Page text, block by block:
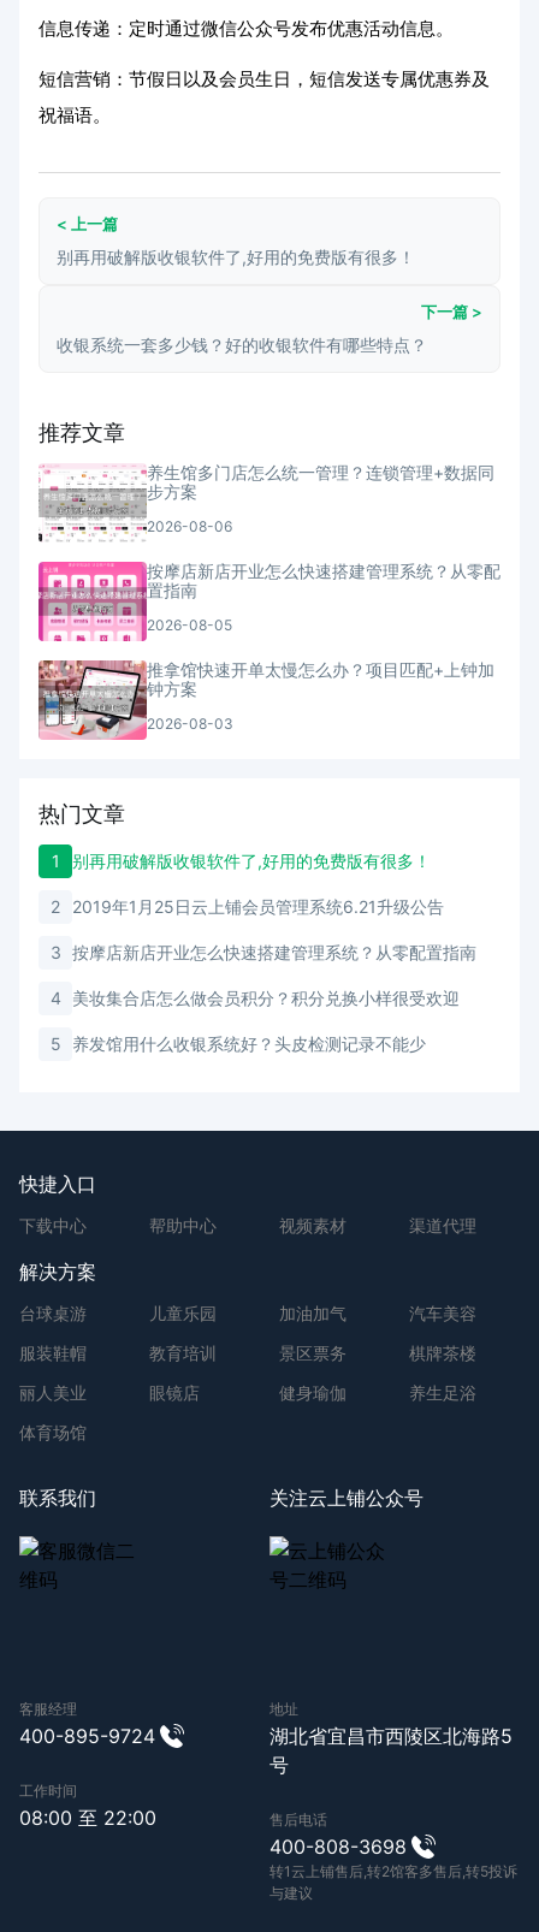
信息传递：定时通过微信公众号发布优惠活动信息。
短信营销：节假日以及会员生日，短信发送专属优惠券及
祝福语。
< 上一篇
别再用破解版收银软件了,好用的免费版有很多！
下一篇 >
收银系统一套多少钱？好的收银软件有哪些特点？
推荐文章
养生馆多门店怎么统一管理？连锁管理+数据同
步方案
2026-08-06
按摩店新店开业怎么快速搭建管理系统？从零配
置指南
2026-08-05
推拿馆快速开单太慢怎么办？项目匹配+上钟加
钟方案
2026-08-03
热门文章
1 别再用破解版收银软件了,好用的免费版有很多！
2 2019年1月25日云上铺会员管理系统6.21升级公告
3 按摩店新店开业怎么快速搭建管理系统？从零配置指南
4 美妆集合店怎么做会员积分？积分兑换小样很受欢迎
5 养发馆用什么收银系统好？头皮检测记录不能少
快捷入口
下载中心 帮助中心 视频素材 渠道代理
解决方案
台球桌游 儿童乐园 加油加气
汽车美容
服装鞋帽
教育培训 景区票务
棋牌茶楼
丽人美业
眼镜店 健身瑜伽
养生足浴
体育场馆
联系我们
客服经理
400-895-9724
工作时间
08:00 至 22:00
关注云上铺公众号
地址
湖北省宜昌市西陵区北海路5
号
售后电话
400-808-3698
转1云上铺售后,转2馆客多售后,转5投诉
与建议